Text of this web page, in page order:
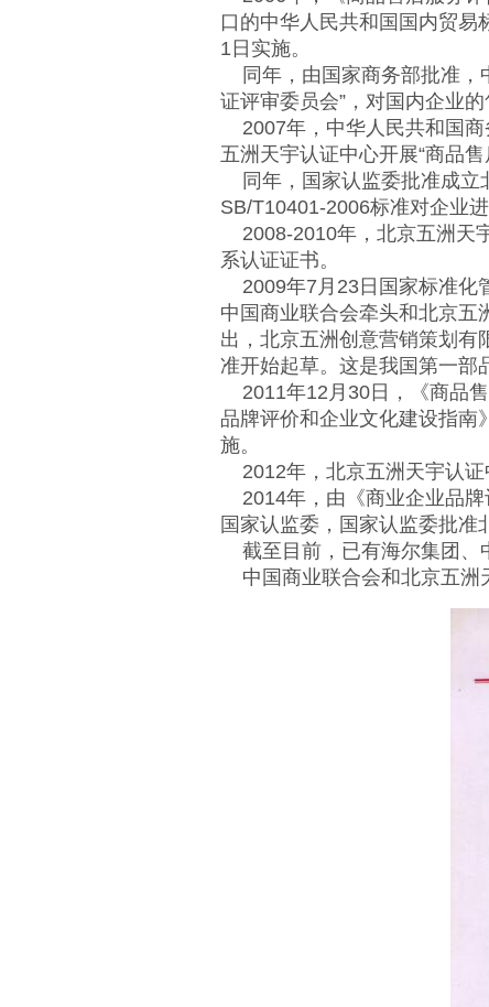
口的中华人民共和国国内贸易
1日实施。
同年，由国家商务部批准，
证评审委员会”，对国内企业
2007年，中华人民共和国商
五洲天宇认证中心开展“商品售
同年，国家认监委批准成立
SB/T10401-2006标准对企业
2008-2010年，北京五洲天
系认证证书。
2009年7月23日国家标准化
中国商业联合会牵头和北京五
出，北京五洲创意营销策划有
准开始起草。这是我国第一部
2011年12月30日，《商品
品牌评价和企业文化建设指南
施。
2012年，北京五洲天宇认证
2014年，由《商业企业品牌
国家认监委，国家认监委批准
截至目前，已有海尔集团、
中国商业联合会和北京五洲